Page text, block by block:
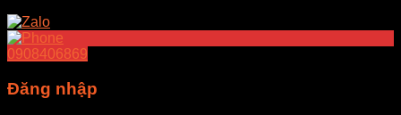
0908406869
Đăng nhập